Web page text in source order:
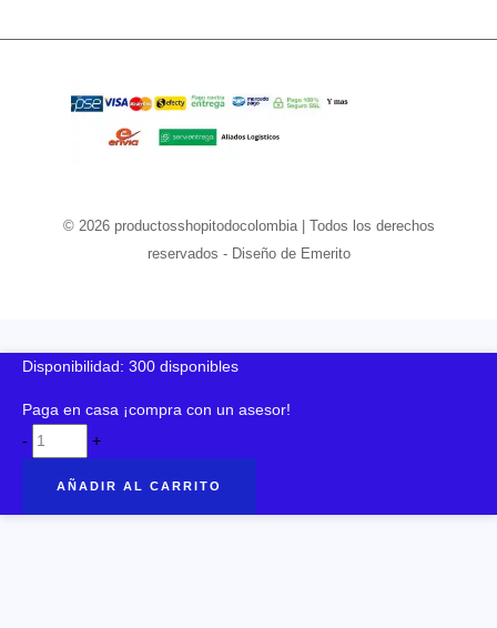
© 2026 productosshopitodocolombia | Todos los derechos
reservados - Diseño de Emerito
Disponibilidad: 300 disponibles
Paga en casa ¡compra con un asesor!
-
PÓP
IT
BIG
19
+
AÑADIR AL CARRITO